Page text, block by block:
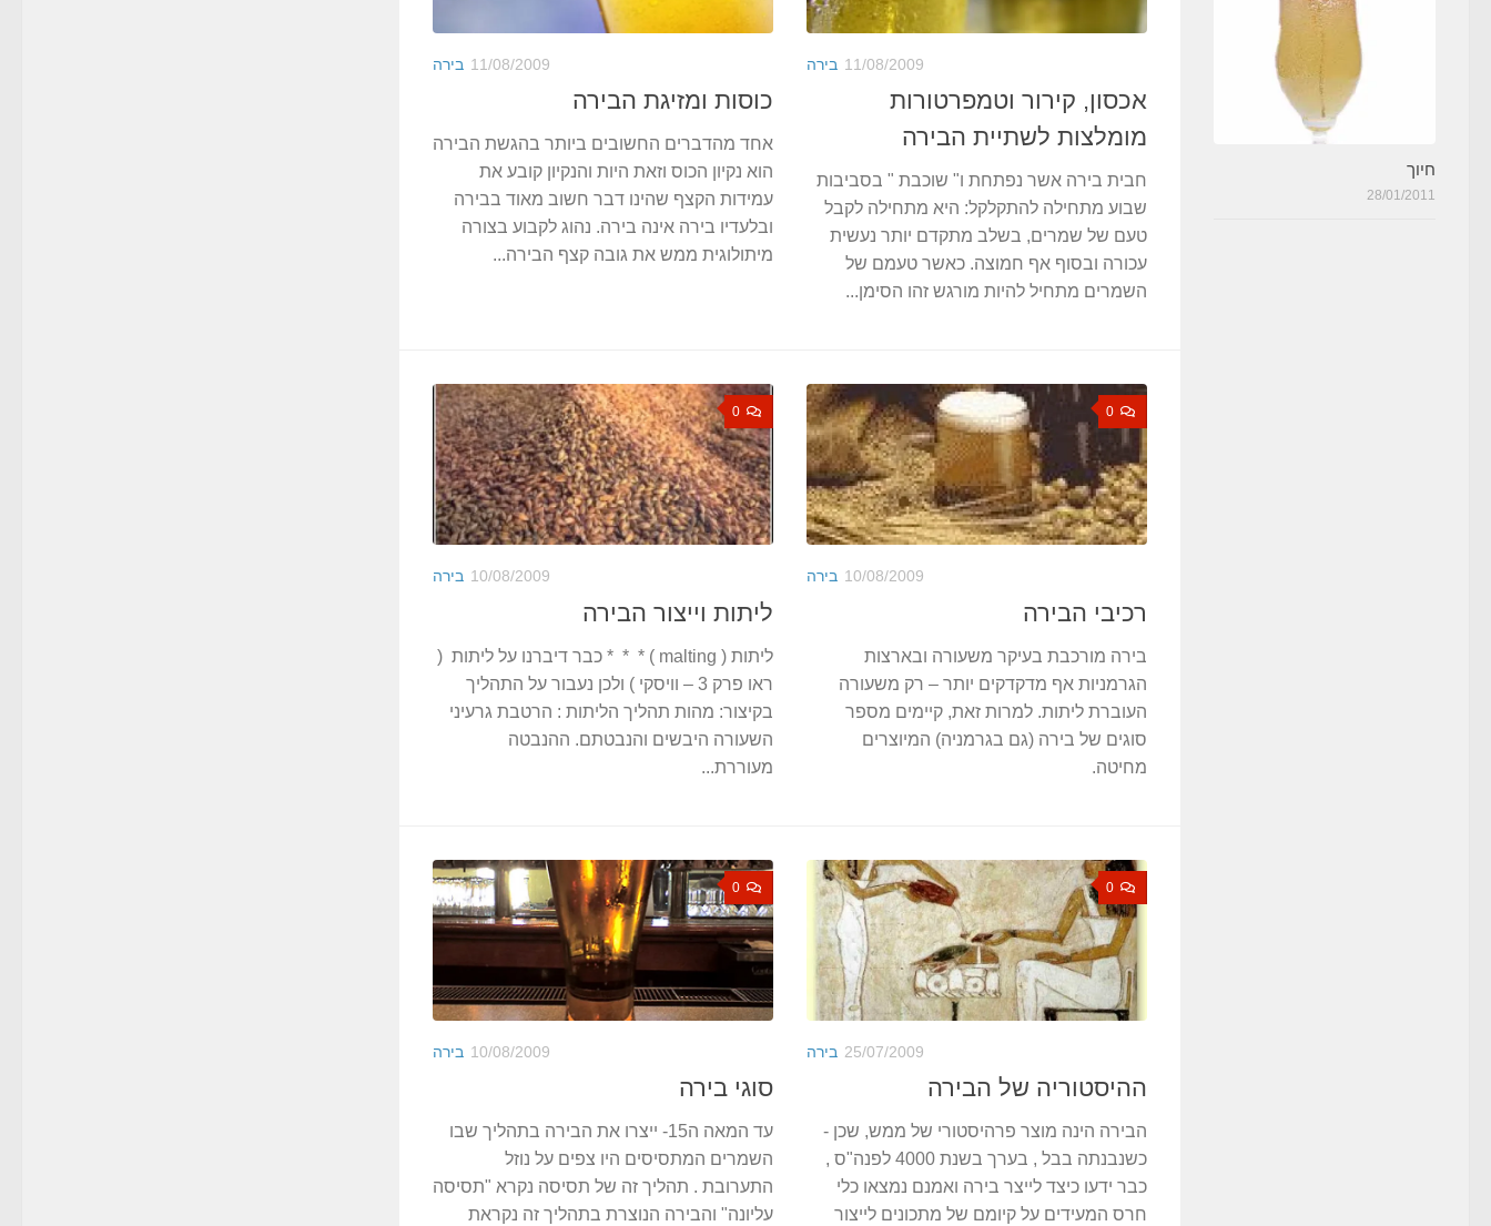
בירה 11/08/2009
כוסות ומזיגת הבירה
אחד מהדברים החשובים ביותר בהגשת הבירה
הוא נקיון הכוס וזאת היות והנקיון קובע את
עמידות הקצף שהינו דבר חשוב מאוד בבירה
ובלעדיו בירה אינה בירה. נהוג לקבוע בצורה
מיתולוגית ממש את גובה קצף הבירה...
בירה 11/08/2009
אכסון, קירור וטמפרטורות
מומלצות לשתיית הבירה
חבית בירה אשר נפתחת ו" שוכבת " בסביבות
שבוע מתחילה להתקלקל: היא מתחילה לקבל
טעם של שמרים, בשלב מתקדם יותר נעשית
עכורה ובסוף אף חמוצה. כאשר טעמם של
השמרים מתחיל להיות מורגש זהו הסימן...
0
בירה 10/08/2009
ליתות וייצור הבירה
ליתות ( malting ) * * * כבר דיברנו על ליתות (
ראו פרק 3 – וויסקי ) ולכן נעבור על התהליך
בקיצור: מהות תהליך הליתות : הרטבת גרעיני
השעורה היבשים והנבטתם. ההנבטה
מעוררת...
0
בירה 10/08/2009
רכיבי הבירה
בירה מורכבת בעיקר משעורה ובארצות
הגרמניות אף מדקדקים יותר – רק משעורה
העוברת ליתות. למרות זאת, קיימים מספר
סוגים של בירה (גם בגרמניה) המיוצרים
מחיטה.
0
בירה 10/08/2009
סוגי בירה
עד המאה ה15- ייצרו את הבירה בתהליך שבו
השמרים המתסיסים היו צפים על נוזל
התערובת . תהליך זה של תסיסה נקרא "תסיסה
עליונה" והבירה הנוצרת בתהליך זה נקראת
0
בירה 25/07/2009
ההיסטוריה של הבירה
הבירה הינה מוצר פרהיסטורי של ממש, שכן -
כשנבנתה בבל , בערך בשנת 4000 לפנה"ס ,
כבר ידעו כיצד לייצר בירה ואמנם נמצאו כלי
חרס המעידים על קיומם של מתכונים לייצור
חיוך
28/01/2011